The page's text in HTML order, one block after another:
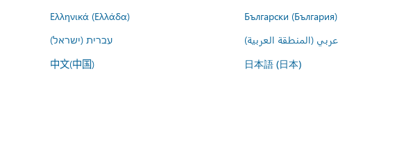
Ελληνικά (Ελλάδα)
Български (България)
עברית (ישראל)
عربي (المنطقة العربية)
中文(中国) 日本語 (日本)